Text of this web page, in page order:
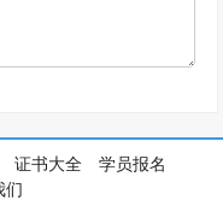
证书大全
学员报名
们